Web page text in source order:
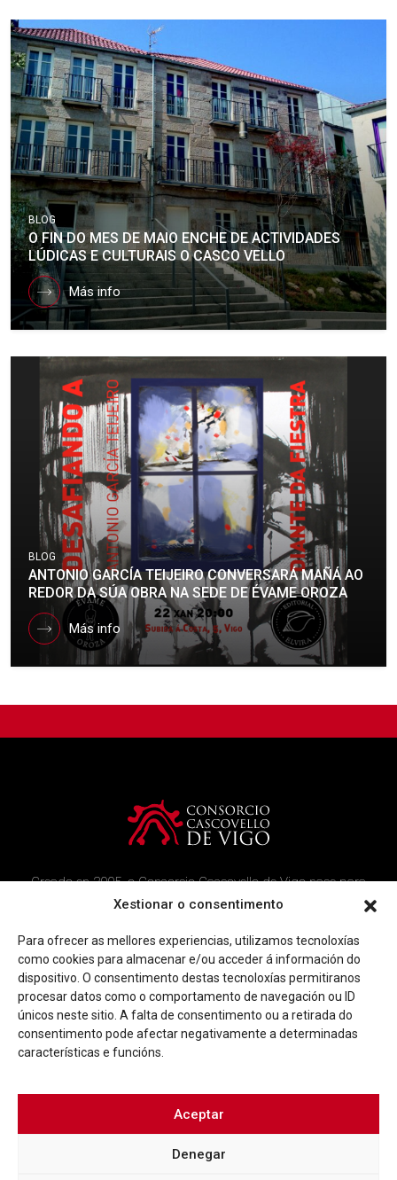
Xestionar o consentimento
Para ofrecer as mellores experiencias, utilizamos tecnoloxías
como cookies para almacenar e/ou acceder á información do
dispositivo. O consentimento destas tecnoloxías permitiranos
procesar datos como o comportamento de navegación ou ID
únicos neste sitio. A falta de consentimento ou a retirada do
consentimento pode afectar negativamente a determinadas
características e funcións.
Aceptar
Denegar
BLOG
O FIN DO MES DE MAIO ENCHE DE ACTIVIDADES
LÚDICAS E CULTURAIS O CASCO VELLO
Más info
BLOG
ANTONIO GARCÍA TEIJEIRO CONVERSARÁ MAÑÁ AO
REDOR DA SÚA OBRA NA SEDE DE ÉVAME OROZA
Más info
Creado en 2005, o Consorcio Cascovello de Vigo nace para
atender aos veciños do casco histórico, creando un ambicioso
Imaxe corporativa Contacto
Facebook Twitter Youtube
Instagram
Rúa Ferrería, 45 Baixo 36202 Vigo (Pontevedra)
info@consorciocascovellovigo.org